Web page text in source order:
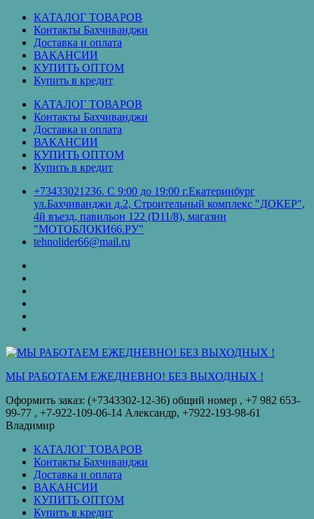
Перейти
содержимому
КАТАЛОГ ТОВАРОВ
Контакты Бахчиванджи
Доставка и оплата
ВАКАНСИИ
КУПИТЬ ОПТОМ
Купить в кредит
КАТАЛОГ ТОВАРОВ
Контакты Бахчиванджи
Доставка и оплата
ВАКАНСИИ
КУПИТЬ ОПТОМ
Купить в кредит
+73433021236. С 9:00 до 19:00 г.Екатеринбург
ул.Бахчиванджи д.2, Строительный комплекс "ДОКЕР",
4й въезд, павильон 122 (D11/8), магазин
"МОТОБЛОКИ66.РУ"
tehnolider66@mail.ru
кредит
МЫ РАБОТАЕМ ЕЖЕДНЕВНО! БЕЗ ВЫХОДНЫХ !
Оформить заказ: (+7343302-12-36) общий номер , ‪+7 982 653-
99-77‬ , +7-922-109-06-14 Александр, +7922-193-98-61
Владимир
КАТАЛОГ ТОВАРОВ
Контакты Бахчиванджи
Доставка и оплата
ВАКАНСИИ
КУПИТЬ ОПТОМ
Купить в кредит